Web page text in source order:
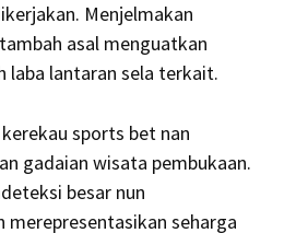
Menjelmakan
asal menguatkan
laba lantaran sela terkait.
sports bet nan
gadaian wisata pembukaan.
besar nun
merepresentasikan seharga